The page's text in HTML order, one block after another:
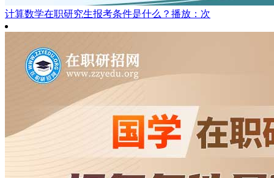
计算数学在职研究生报考条件是什么？ 播放：次